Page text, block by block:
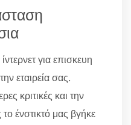
για επισκευη
εταιρεία σας.
κριτικές και την
ένστικτό μας βγήκε